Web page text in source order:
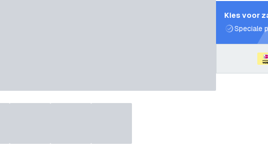
Kies voor
Speciale